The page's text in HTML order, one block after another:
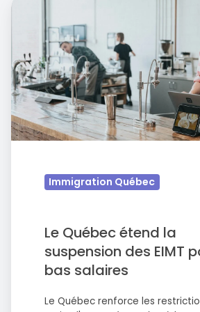
Québec
étend
la
suspension
des
EIMT
pour
salaires
Immigration Québec
Le Québec étend la
suspension des EIMT
bas salaires
Le Québec renforce les